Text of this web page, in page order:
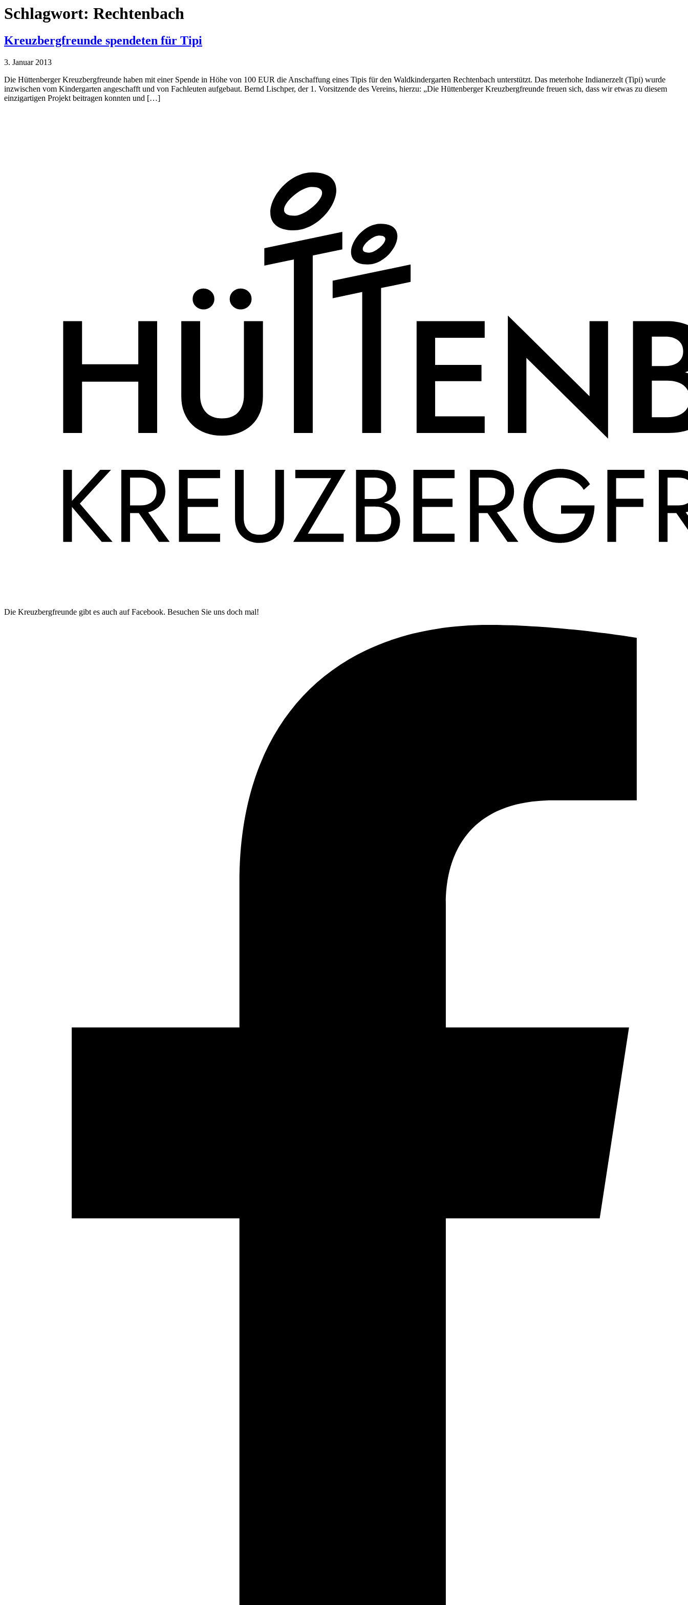
Schlagwort: Rechtenbach
Kreuzbergfreunde spendeten für Tipi
3. Januar 2013
Die Hüttenberger Kreuzbergfreunde haben mit einer Spende in Höhe von 100 EUR die Anschaffung eines Tipis für den Waldkindergarten Rechtenbach unterstützt. Das meterhohe Indianerzelt (Tipi) wurde
inzwischen vom Kindergarten angeschafft und von Fachleuten aufgebaut. Bernd Lischper, der 1. Vorsitzende des Vereins, hierzu: „Die Hüttenberger Kreuzbergfreunde freuen sich, dass wir etwas zu diesem
einzigartigen Projekt beitragen konnten und […]
Die Kreuzbergfreunde gibt es auch auf Facebook. Besuchen Sie uns doch mal!